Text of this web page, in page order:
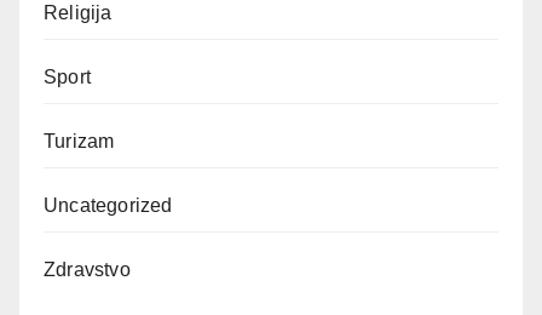
Religija
Sport
Turizam
Uncategorized
Zdravstvo